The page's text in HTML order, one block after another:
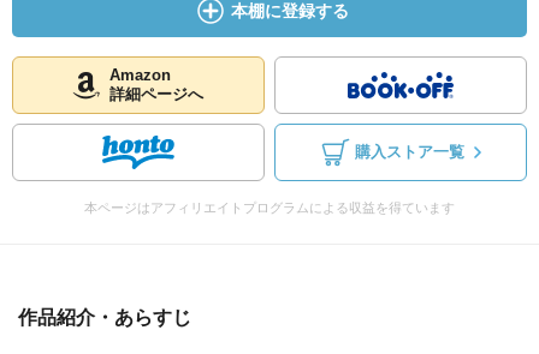
本棚に登録する
Amazon
詳細ページへ
購入ストア一覧
本ページはアフィリエイトプログラムによる収益を得ています
作品紹介・あらすじ